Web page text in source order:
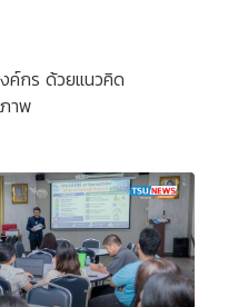
ค์กร ด้วยแนวคิด
าพ